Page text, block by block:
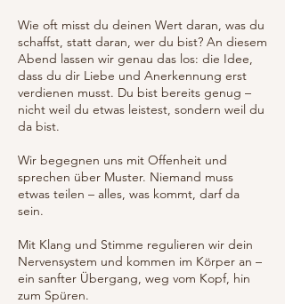
Wie oft misst du deinen Wert daran, was du
schaffst, statt daran, wer du bist? An diesem
Abend lassen wir genau das los: die Idee,
dass du dir Liebe und Anerkennung erst
verdienen musst. Du bist bereits genug –
nicht weil du etwas leistest, sondern weil du
da bist.
Wir begegnen uns mit Offenheit und
sprechen über Muster. Niemand muss
etwas teilen – alles, was kommt, darf da
sein.
Mit Klang und Stimme regulieren wir dein
Nervensystem und kommen im Körper an –
ein sanfter Übergang, weg vom Kopf, hin
zum Spüren.